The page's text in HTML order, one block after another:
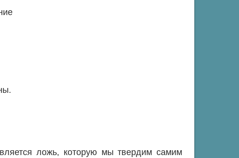
ложь, которую мы твердим самим